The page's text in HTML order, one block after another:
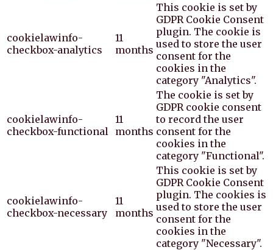
cookielawinfo-
checkbox-analytics
11
months
This cookie is set by
GDPR Cookie Consent
plugin. The cookie is
used to store the user
consent for the
cookies in the
category "Analytics".
cookielawinfo-
checkbox-functional
11
months
The cookie is set by
GDPR cookie consent
to record the user
consent for the
cookies in the
category "Functional".
cookielawinfo-
checkbox-necessary
11
months
This cookie is set by
GDPR Cookie Consent
plugin. The cookies is
used to store the user
consent for the
cookies in the
category "Necessary".